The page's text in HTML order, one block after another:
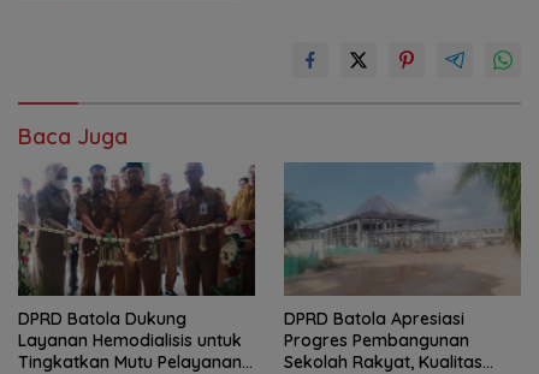
Baca Juga
DPRD Batola Dukung
Layanan Hemodialisis untuk
Tingkatkan Mutu Pelayanan
DPRD Batola Apresiasi
Progres Pembangunan
Sekolah Rakyat, Kualitas